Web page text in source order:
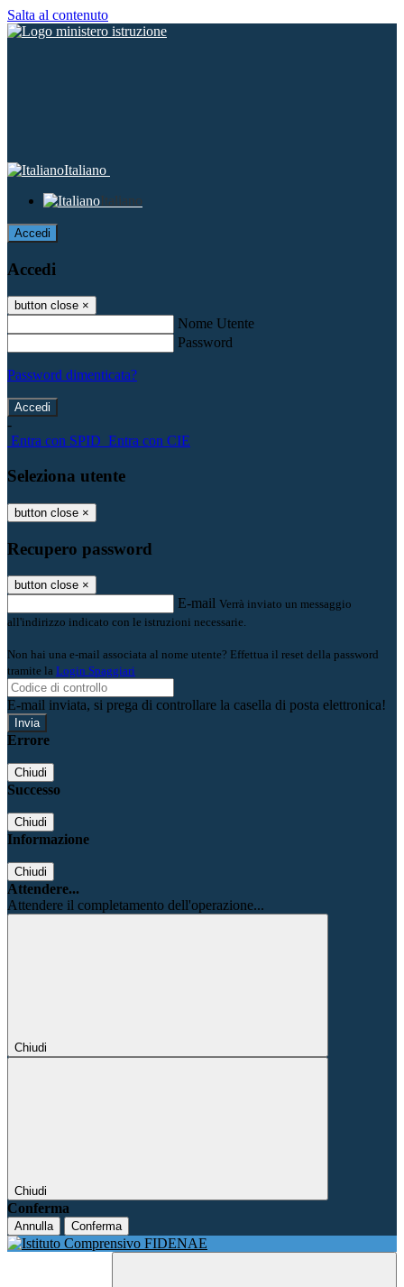
Salta al contenuto
Italiano
Italiano
Accedi
Accedi
button close ×
Nome Utente
Password
Password dimenticata?
-
Entra con SPID Entra con CIE
Seleziona utente
button close ×
Recupero password
button close ×
E-mail Verrà inviato un messaggio
all'indirizzo indicato con le istruzioni necessarie.
Non hai una e-mail associata al nome utente? Effettua il reset della password
tramite la Login Spaggiari
E-mail inviata, si prega di controllare la casella di posta elettronica!
Errore
Chiudi
Successo
Chiudi
Informazione
Chiudi
Attendere...
Attendere il completamento dell'operazione...
Chiudi
Chiudi
Conferma
Annulla Conferma